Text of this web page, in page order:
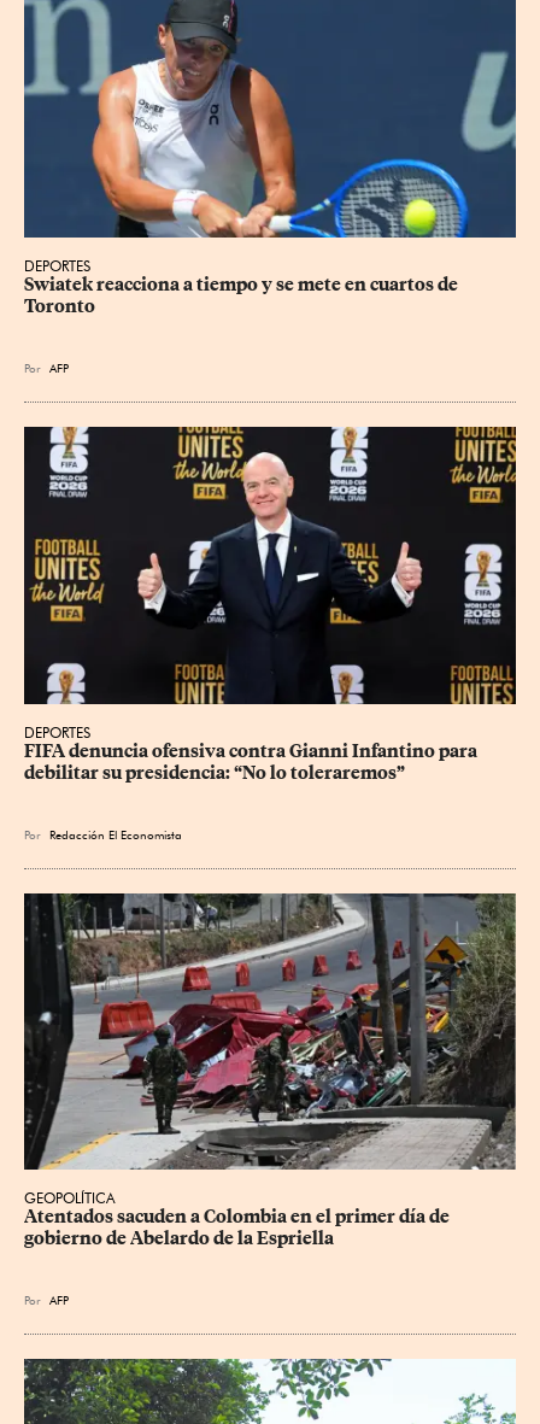
DEPORTES
Swiatek reacciona a tiempo y se mete en cuartos de
Toronto
Por AFP
DEPORTES
FIFA denuncia ofensiva contra Gianni Infantino para
debilitar su presidencia: “No lo toleraremos”
Por Redacción El Economista
GEOPOLÍTICA
Atentados sacuden a Colombia en el primer día de
gobierno de Abelardo de la Espriella
Por AFP